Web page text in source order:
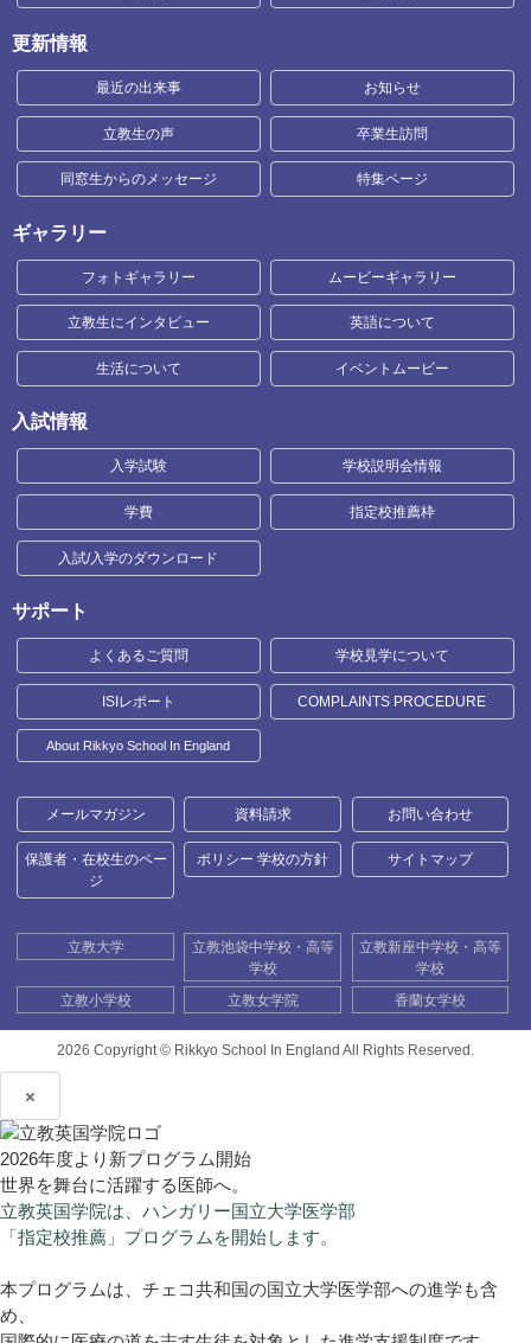
更新情報
最近の出来事 お知らせ
立教生の声 卒業生訪問
同窓生からのメッセージ 特集ページ
ギャラリー
フォトギャラリー ムービーギャラリー
立教生にインタビュー 英語について
生活について イベントムービー
入試情報
入学試験 学校説明会情報
学費 指定校推薦枠
入試/入学のダウンロード
サポート
よくあるご質問 学校見学について
ISIレポート COMPLAINTS PROCEDURE
About Rikkyo School In England
メールマガジン 資料請求 お問い合わせ
保護者・在校生のペー
ジ
ポリシー 学校の方針 サイトマップ
立教大学
立教池袋中学校・高等
学校
立教新座中学校・高等
学校
立教小学校
立教女学院 香蘭女学校
2026 Copyright © Rikkyo School In England All Rights Reserved.
×
2026年度より新プログラム開始
世界を舞台に活躍する医師へ。
立教英国学院は、ハンガリー国立大学医学部
「指定校推薦」プログラムを開始します。
本プログラムは、チェコ共和国の国立大学医学部への進学も含
め、